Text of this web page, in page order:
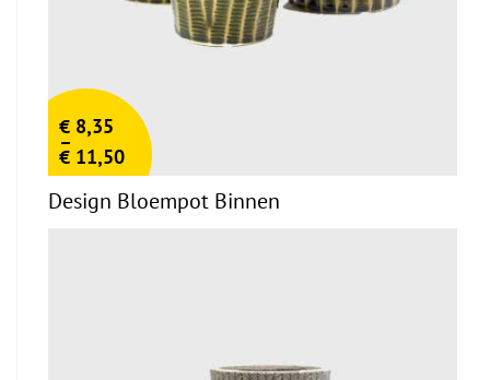
€ 8,35
–
€ 11,50
Design Bloempot Binnen